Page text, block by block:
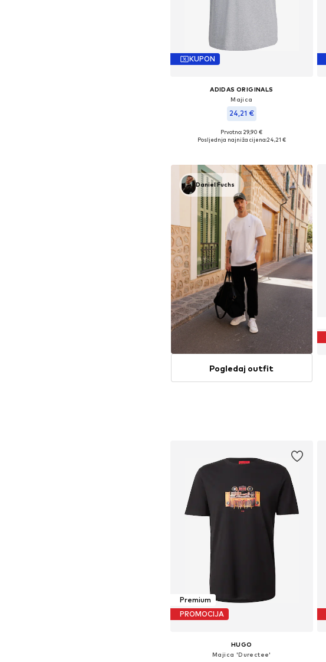
KUPON
ADIDAS ORIGINALS
Majica
24,21 €
+13
Prvotno: 29,90 €
Posljednja najniža cijena:24,21 €
Daniel Fuchs
Pogledaj outfit
Premium
PROMOCIJA
HUGO
Majica 'Durectee'